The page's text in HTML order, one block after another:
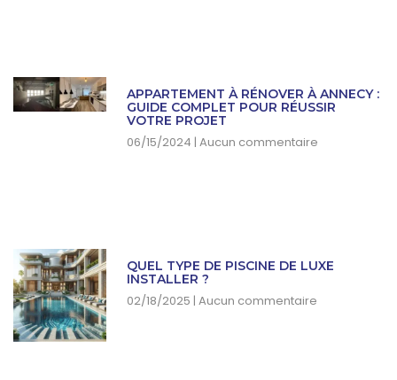
APPARTEMENT À RÉNOVER À ANNECY :
GUIDE COMPLET POUR RÉUSSIR
VOTRE PROJET
06/15/2024 Aucun commentaire
QUEL TYPE DE PISCINE DE LUXE
INSTALLER ?
02/18/2025 Aucun commentaire